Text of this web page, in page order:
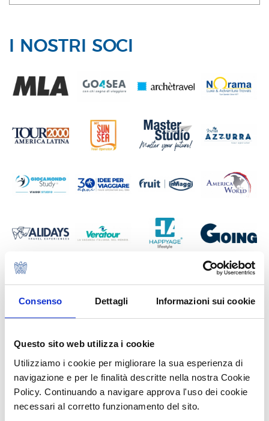
Consenso Dettagli Informazioni sui cookie
Questo sito web utilizza i cookie
Utilizziamo i cookie per migliorare la sua esperienza di
navigazione e per le finalità descritte nella nostra Cookie
Policy. Continuando a navigare approva l'uso dei cookie
necessari al corretto funzionamento del sito.
I NOSTRI SOCI